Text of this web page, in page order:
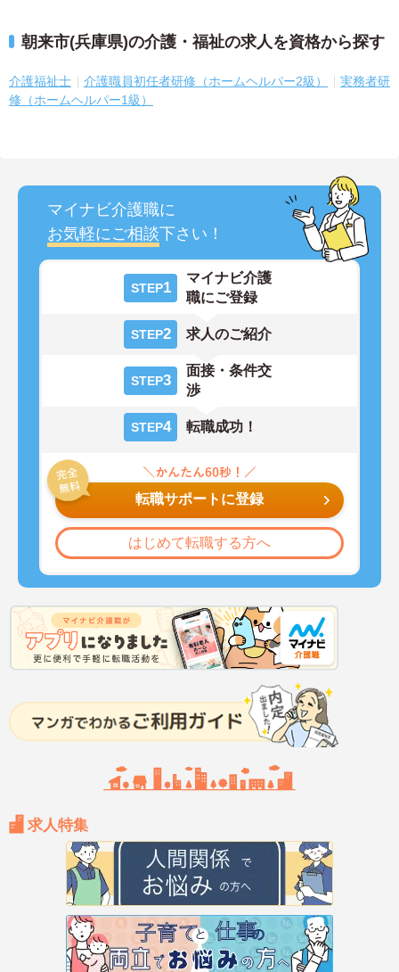
朝来市(兵庫県)の介護・福祉の求人を資格から探す
介護福祉士 介護職員初任者研修（ホームヘルパー2級）
実務者研
修（ホームヘルパー1級）
マイナビ介護職に
お気軽にご相談下さい！
STEP1
マイナビ介護
職にご登録
STEP2 求人のご紹介
STEP3
面接・条件交
渉
STEP4 転職成功！
転職サポートに登録
はじめて転職する方へ
求人特集